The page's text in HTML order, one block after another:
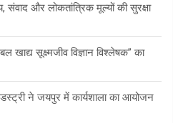
और लोकतांत्रिक मूल्यों की सुरक्षा
खाद्य सूक्ष्मजीव विज्ञान विश्लेषक” का
ने जयपुर में कार्यशाला का आयोजन